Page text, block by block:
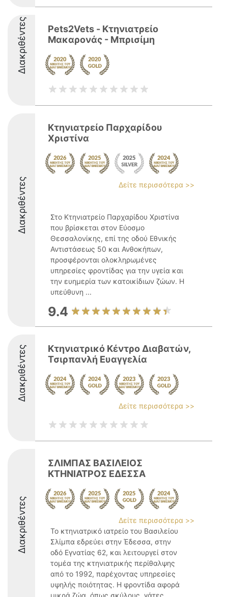
Διακριθέντες
Pets2Vets - Κτηνιατρείο
Μακαρονάς - Μπρισίμη
Διακριθέντες
Κτηνιατρείο Παρχαρίδου
Χριστίνα
Δείτε περισσότερα >>
Στο Κτηνιατρείο Παρχαρίδου Χριστίνα
που βρίσκεται στον Εύοσμο
Θεσσαλονίκης, επί της οδού Εθνικής
Αντιστάσεως 50 και Ανθοκήπων,
προσφέρονται ολοκληρωμένες
υπηρεσίες φροντίδας για την υγεία και
την ευημερία των κατοικίδιων ζώων. Η
υπεύθυνη ...
9.4
Διακριθέντες
Κτηνιατρικό Κέντρο Διαβατών,
Τσιρπανλή Ευαγγελία
Δείτε περισσότερα >>
Διακριθέντες
ΣΛΙΜΠΑΣ ΒΑΣΙΛΕΙΟΣ
ΚΤΗΝΙΑΤΡΟΣ ΕΔΕΣΣΑ
Δείτε περισσότερα >>
Το κτηνιατρικό ιατρείο του Βασιλείου
Σλίμπα εδρεύει στην Έδεσσα, στην
οδό Εγνατίας 62, και λειτουργεί στον
τομέα της κτηνιατρικής περίθαλψης
από το 1992, παρέχοντας υπηρεσίες
υψηλής ποιότητας. Η φροντίδα αφορά
μικρά ζώα, όπως σκύλους, γάτες, ...